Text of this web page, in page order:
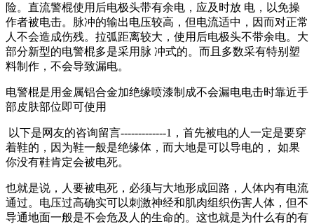
险。直流警棍使用后电极头带有余电，应及时放 电，以免操
作者被电击。脉冲的输出电压较高，但电流适中，因而对正常
人不会造成伤残。拉弧距离较大，使用后电极头不带余电。大
部分新型的电警棍多是采用脉 冲式的。而且多数采有特别塑
料制作，不会导致漏电。
电警棍是用金属铝合金加绝缘喷漆制成不会漏电电击时靠近手
部皮肤部位即可使用
以下是网友的咨询留言-------------1，首先被电的人一定是要穿
着鞋的，因为鞋一般是绝缘体，而大地是可以导电的， 如果
你没有鞋肯定会被电死。
也就是说，人要被电死，必须与大地形成回路，人体内有电流
通过。电压过高确实可以刺激神经和肌肉组织伤害人体，但不
导通地面一般是不会危及人的生命的。这也就是为什么有的有